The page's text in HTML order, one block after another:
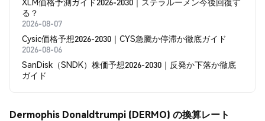
る？
2026-08-07
Cysic価格予想2026-2030｜CYS急騰か停滞か徹底ガイド
2026-08-06
SanDisk（SNDK）株価予想2026-2030｜反発か下落か徹底
ガイド
Dermophis Donaldtrumpi (DERMO) の換算レート